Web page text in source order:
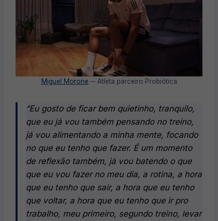
Miguel Morone ─ Atleta parceiro Probiótica
“Eu gosto de ficar bem quietinho, tranquilo,
que eu já vou também pensando no treino,
já vou alimentando a minha mente, focando
no que eu tenho que fazer. É um momento
de reflexão também, já vou batendo o que
que eu vou fazer no meu dia, a rotina, a hora
que eu tenho que sair, a hora que eu tenho
que voltar, a hora que eu tenho que ir pro
trabalho, meu primeiro, segundo treino, levar